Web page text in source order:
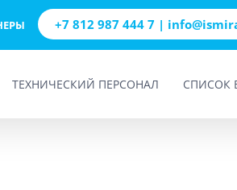
+7 812 987 444 7 |
ТЕХНИЧЕСКИЙ ПЕРСОНАЛ СПИСОК